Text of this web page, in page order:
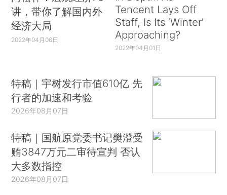
讲，带你了解国内外
经济大局
2022年04月06日
Tencent Lays Off
Staff, Is Its ‘Winter’
Approaching?
2022年04月01日
特稿｜宇树发行市值610亿 先
行者的加速和考验
2026年08月07日
特稿｜国航原党委书记樊澄受
贿3847万元二审待宣判 否认
大多数指控
2026年08月07日